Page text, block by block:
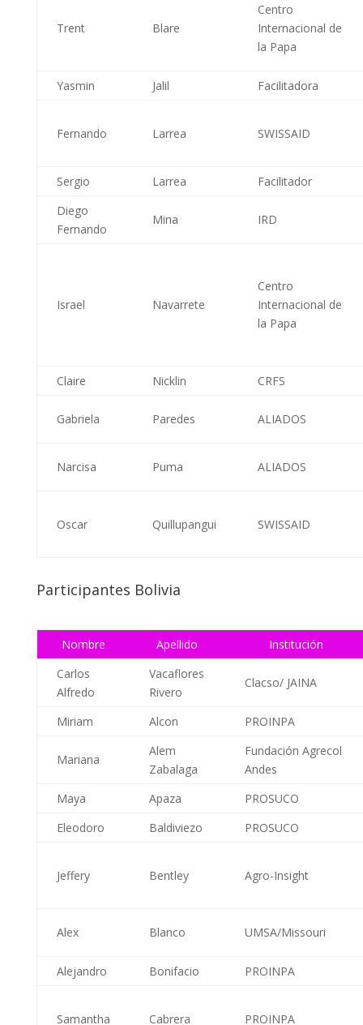
Trent Blare
Centro
Internacional de
la Papa
Yasmin Jalil Facilitadora
Fernando Larrea SWISSAID
Sergio Larrea
Facilitador
Diego
Fernando
Mina IRD
Israel Navarrete
Centro
Internacional de
la Papa
Claire Nicklin CRFS
Gabriela Paredes ALIADOS
Narcisa Puma ALIADOS
Oscar Quillupangui SWISSAID
Participantes Bolivia
Nombre Apellido
Institución
Carlos
Alfredo
Vacaflores
Rivero
Clacso/ JAINA
Miriam Alcon PROINPA
Mariana
Alem
Zabalaga
Fundación Agrecol
Andes
Maya
Apaza
PROSUCO
Eleodoro
Baldiviezo PROSUCO
Jeffery Bentley Agro-Insight
Alex Blanco UMSA/Missouri
Alejandro Bonifacio PROINPA
Samantha Cabrera PROINPA